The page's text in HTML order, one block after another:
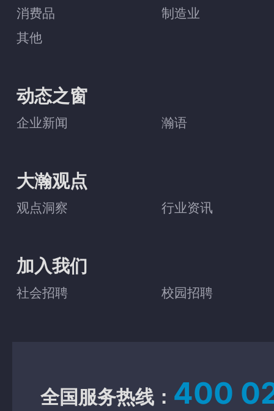
消费品
制造业
其他
动态之窗
企业新闻 瀚语
大瀚观点
观点洞察 行业资讯
加入我们
社会招聘 校园招聘
全国服务热线： 400